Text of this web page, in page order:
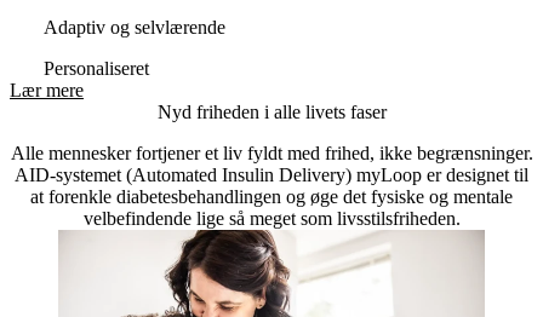
Adaptiv og selvlærende
Personaliseret
Lær mere
Nyd friheden i alle livets faser
Alle mennesker fortjener et liv fyldt med frihed, ikke begrænsninger.
AID-systemet (Automated Insulin Delivery) myLoop er designet til
at forenkle diabetesbehandlingen og øge det fysiske og mentale
velbefindende lige så meget som livsstilsfriheden.